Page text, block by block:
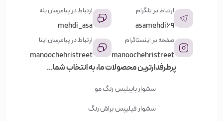
ارتباط در تلگرام
asamehdi69
صفحه در اینستاگرام
manoochehristreet
ارتباط در پیامرسان بله
mehdi_asa
ارتباط در پیامرسان ایتا
manoochehristreet
پرطرفدارترین محصولات ما، به انتخاب شما...
سشوار بابیلیس
سشوار فیلیپس
رنگ مو
براش رنگ